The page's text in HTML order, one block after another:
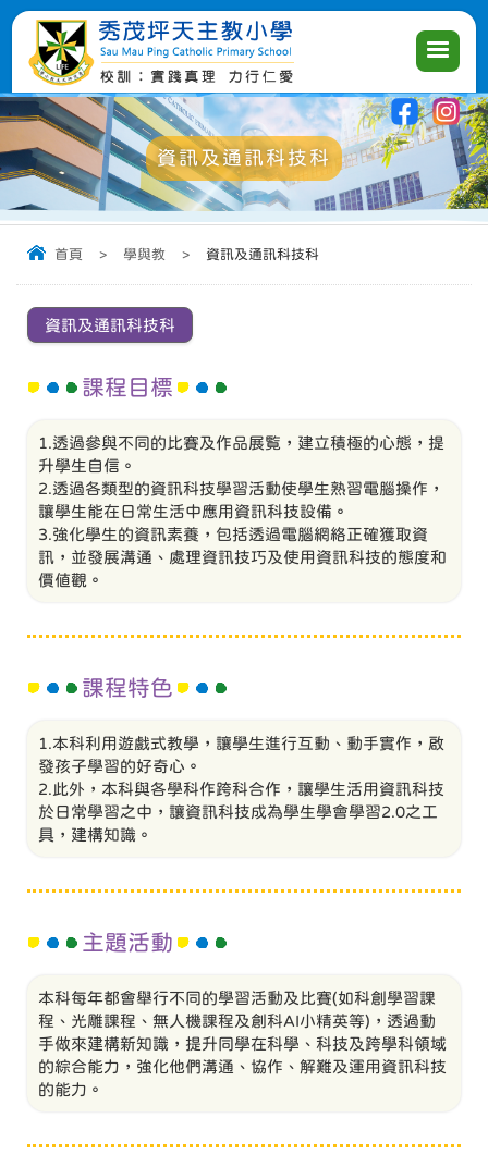
| ||
資訊及通訊科技科
首頁 > 學與教 > 資訊及通訊科技科
資訊及通訊科技科
課程目標
1.透過參與不同的比賽及作品展覧，建立積極的心態，提
升學生自信。
2.透過各類型的資訊科技學習活動使學生熟習電腦操作，
讓學生能在日常生活中應用資訊科技設備。
3.強化學生的資訊素養，包括透過電腦網絡正確獲取資
訊，並發展溝通、處理資訊技巧及使用資訊科技的態度和
價值觀。
課程特色
1.本科利用遊戲式教學，讓學生進行互動、動手實作，啟
發孩子學習的好奇心。
2.此外，本科與各學科作跨科合作，讓學生活用資訊科技
於日常學習之中，讓資訊科技成為學生學會學習2.0之工
具，建構知識。
主題活動
本科每年都會舉行不同的學習活動及比賽(如科創學習課
程、光雕課程、無人機課程及創科AI小精英等)，透過動
手做來建構新知識，提升同學在科學、科技及跨學科領域
的綜合能力，強化他們溝通、協作、解難及運用資訊科技
的能力。